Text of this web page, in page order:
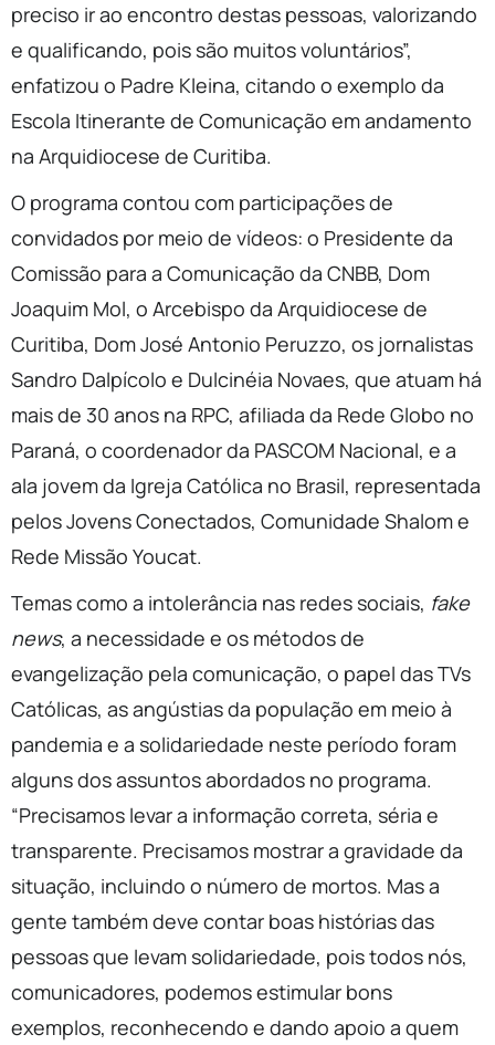
preciso ir ao encontro destas pessoas, valorizando
e qualificando, pois são muitos voluntários”,
enfatizou o Padre Kleina, citando o exemplo da
Escola Itinerante de Comunicação em andamento
na Arquidiocese de Curitiba.
O programa contou com participações de
convidados por meio de vídeos: o Presidente da
Comissão para a Comunicação da CNBB, Dom
Joaquim Mol, o Arcebispo da Arquidiocese de
Curitiba, Dom José Antonio Peruzzo, os jornalistas
Sandro Dalpícolo e Dulcinéia Novaes, que atuam há
mais de 30 anos na RPC, afiliada da Rede Globo no
Paraná, o coordenador da PASCOM Nacional, e a
ala jovem da Igreja Católica no Brasil, representada
pelos Jovens Conectados, Comunidade Shalom e
Rede Missão Youcat.
Temas como a intolerância nas redes sociais, fake
news, a necessidade e os métodos de
evangelização pela comunicação, o papel das TVs
Católicas, as angústias da população em meio à
pandemia e a solidariedade neste período foram
alguns dos assuntos abordados no programa.
“Precisamos levar a informação correta, séria e
transparente. Precisamos mostrar a gravidade da
situação, incluindo o número de mortos. Mas a
gente também deve contar boas histórias das
pessoas que levam solidariedade, pois todos nós,
comunicadores, podemos estimular bons
exemplos, reconhecendo e dando apoio a quem